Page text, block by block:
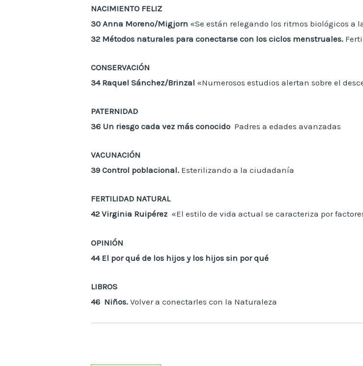
NACIMIENTO FELIZ
30Anna Moreno/Migjorn «Se están relegando los ritmos biológicos a
32 Métodos naturales para conectarse con los ciclos menstruales.
CONSERVACIÓN
34 Raquel Sánchez/Brinzal «Numerosos estudios alertan sobre el
PATERNIDAD
36 Un riesgo cada vez más conocido Padres a edades avanzadas
VACUNACIÓN
39Control poblacional. Esterilizando a la ciudadanía
FERTILIDAD NATURAL
42Virginia Ruipérez «El estilo de vida actual se caracteriza por
OPINIÓN
44 El por qué de los hijos y los hijossin por qué
LIBROS
46 Niños. Volver a conectarles con la Naturaleza